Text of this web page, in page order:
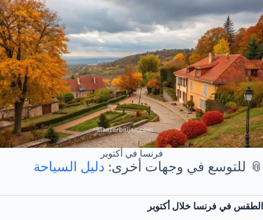
فرنسا في أكتوبر
📎 للتوسع في وجهات أخرى: دليل السياحة
الطقس في فرنسا خلال أكتوبر